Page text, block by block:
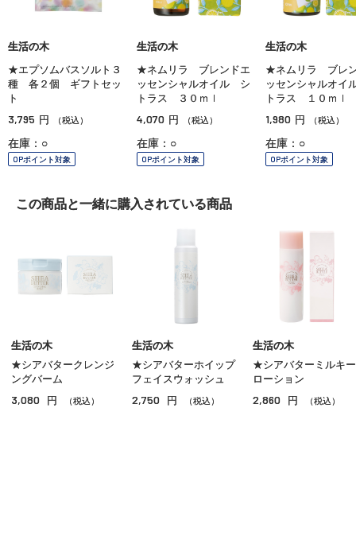
生活の木
★エプソムバスソルト３
種 各２個 ギフトセッ
ト
3,795 円 （税込）
在庫：○
OPポイント対象
生活の木
★ネムリラ ブレンドエ
ッセンシャルオイル シ
トラス ３０ｍｌ
4,070 円 （税込）
在庫：○
OPポイント対象
生活の木
★ネムリラ ブレ
ッセンシャルオ
トラス １０ｍｌ
1,980 円 （税込）
在庫：○
OPポイント対象
この商品と一緒に購入されている商品
生活の木
★シアバタークレンジ
ングバーム
3,080 円 （税込）
生活の木
★シアバターホイップ
フェイスウォッシュ
2,750 円 （税込）
生活の木
★シアバターミルキー
ローション
2,860 円 （税込）